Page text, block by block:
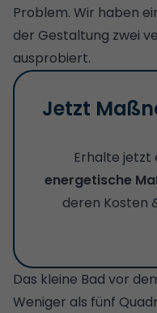
Problem. Wir haben
der Gestaltung zwei
ausprobiert.
Jetzt
Erhalte jetzt
energetische
deren Kosten
Das kleine Bad vor
Weniger als fünf